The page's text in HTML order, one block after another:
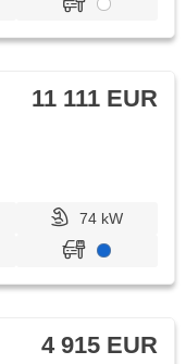
11 111 EUR
74 kW
4 915 EUR